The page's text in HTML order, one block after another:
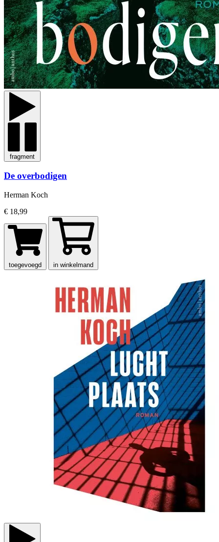
fragment
De overbodigen
Herman Koch
€ 18,99
toegevoegd in winkelmand